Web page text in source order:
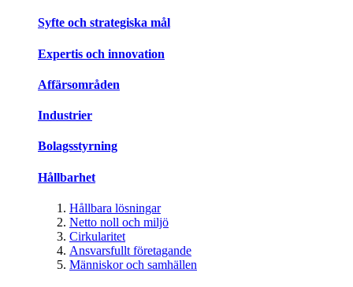
Syfte och strategiska mål
Expertis och innovation
Affärsområden
Industrier
Bolagsstyrning
Hållbarhet
Hållbara lösningar
Netto noll och miljö
Cirkularitet
Ansvarsfullt företagande
Människor och samhällen